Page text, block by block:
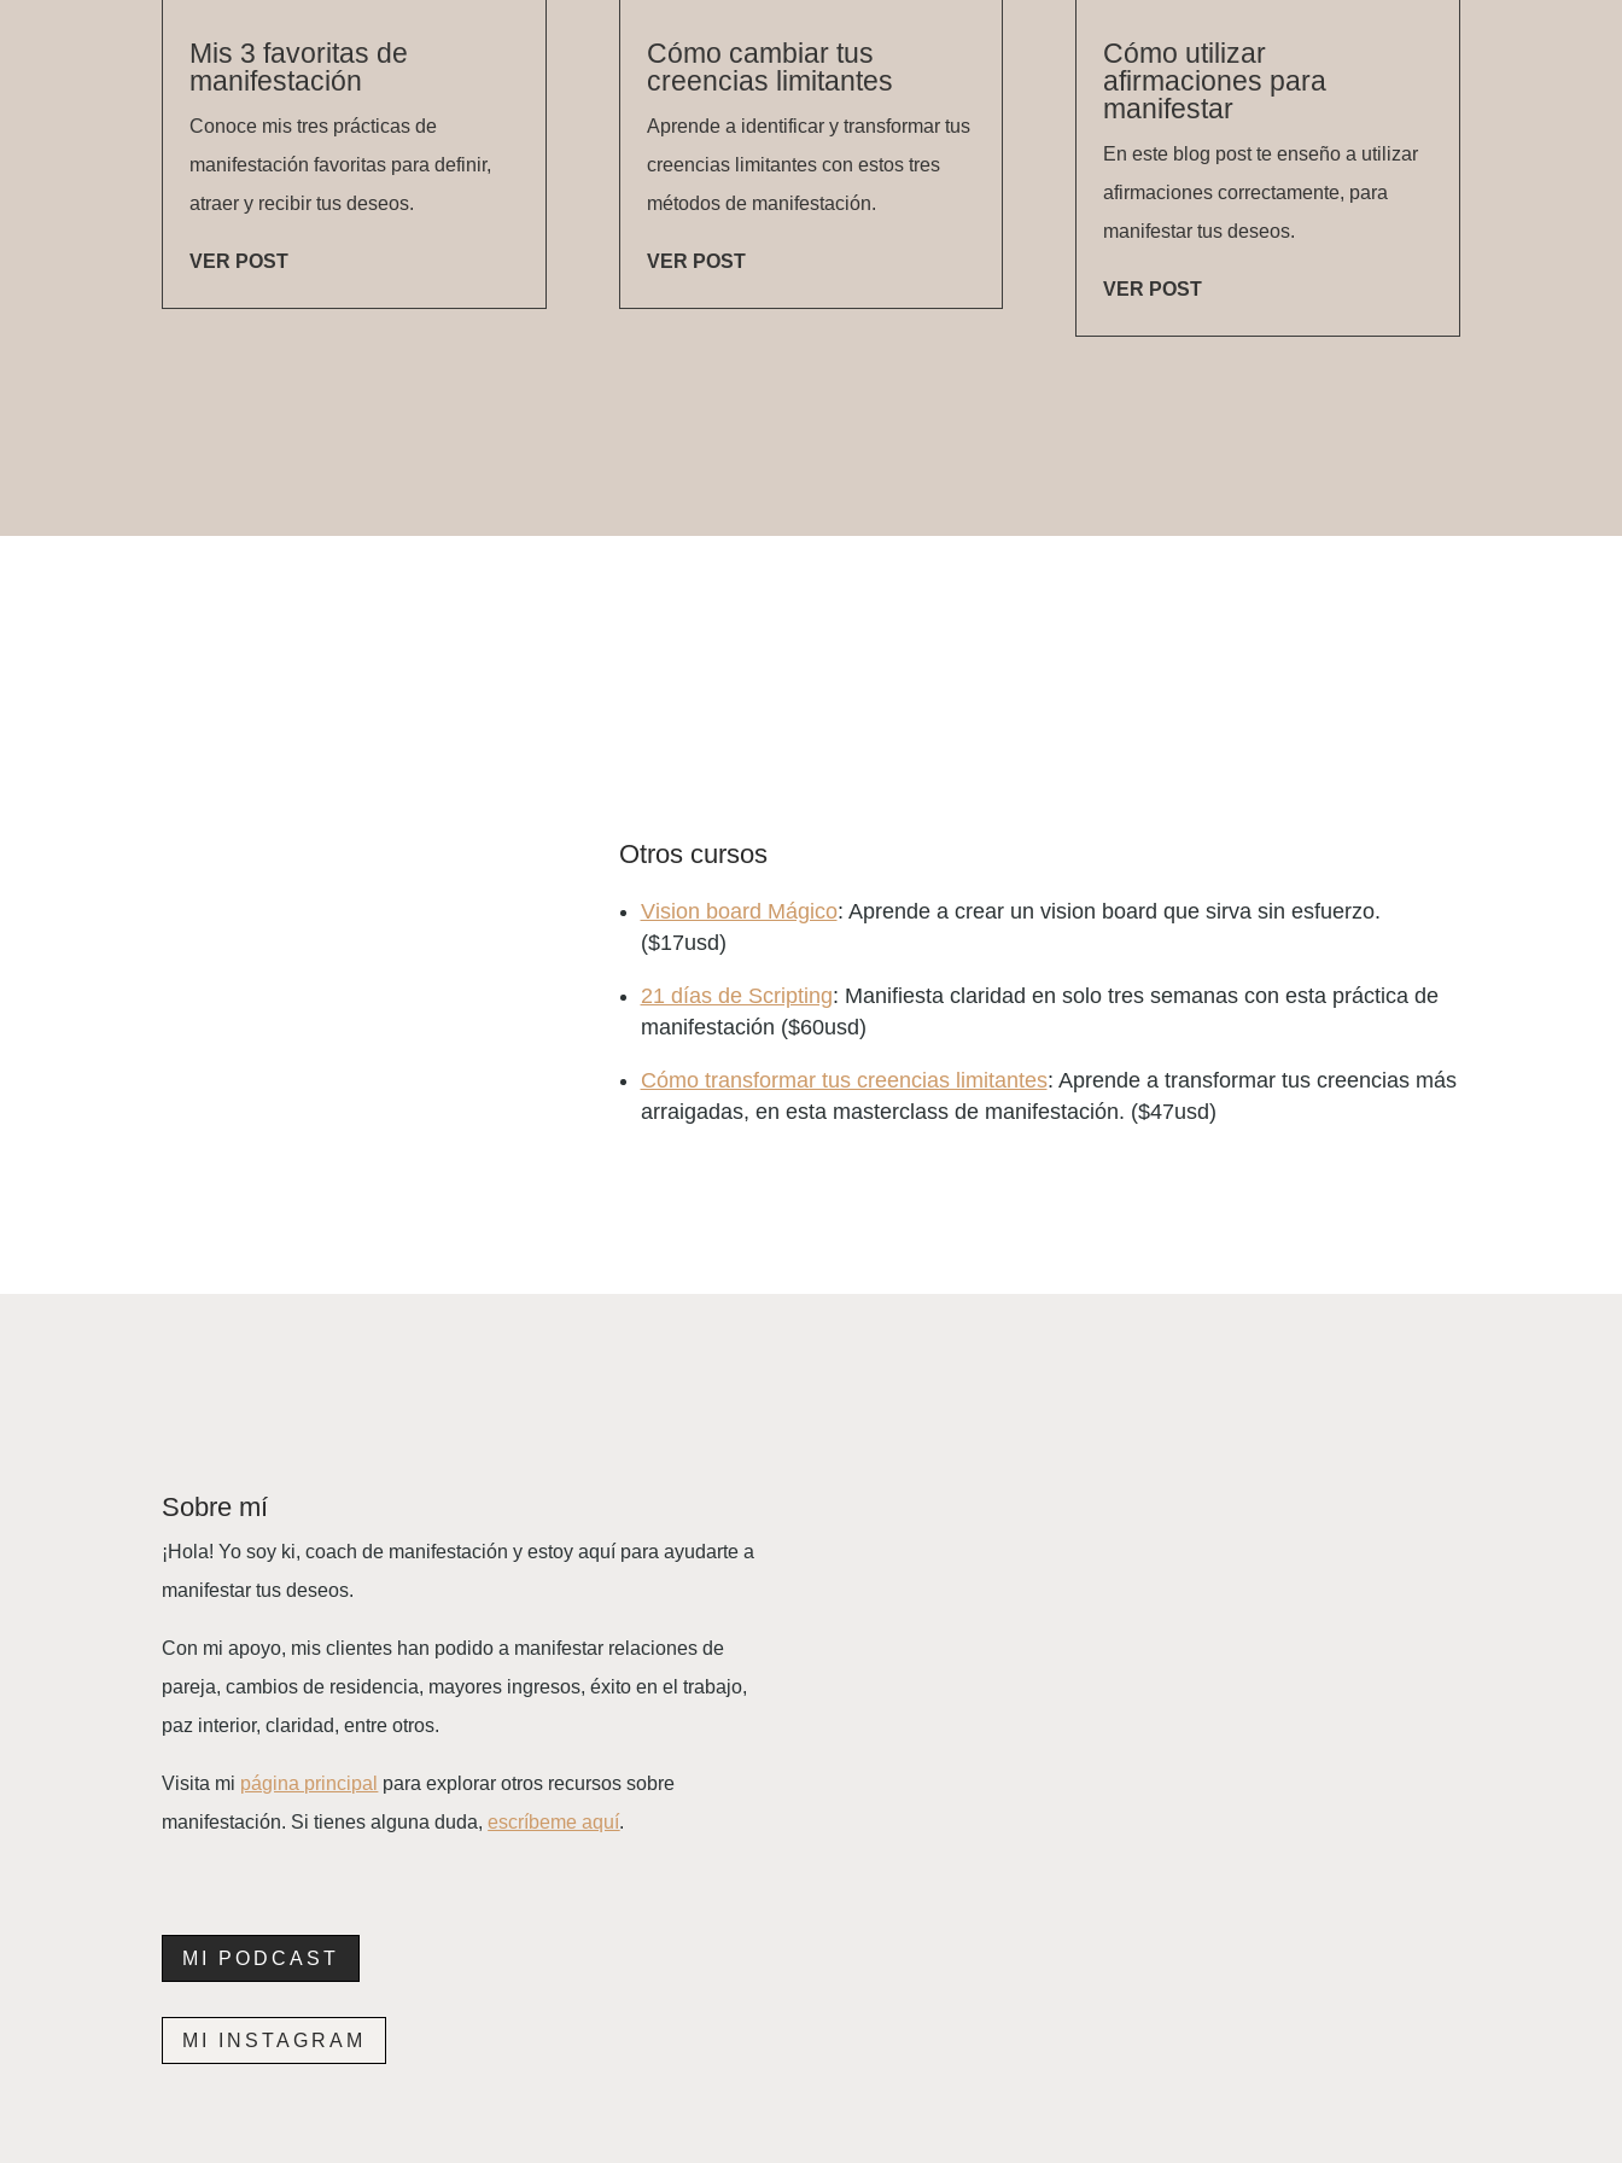
Mis 3 favoritas de
manifestación
Conoce mis tres prácticas de
manifestación favoritas para definir,
atraer y recibir tus deseos.
VER POST
Cómo cambiar tus
creencias limitantes
Aprende a identificar y transformar tus
creencias limitantes con estos tres
métodos de manifestación.
VER POST
Cómo utilizar
afirmaciones para
manifestar
En este blog post te enseño a utilizar
afirmaciones correctamente, para
manifestar tus deseos.
VER POST
Otros cursos
Vision board Mágico: Aprende a crear un vision board que sirva sin esfuerzo.
($17usd)
21 días de Scripting: Manifiesta claridad en solo tres semanas con esta práctica de
manifestación ($60usd)
Cómo transformar tus creencias limitantes: Aprende a transformar tus creencias más
arraigadas, en esta masterclass de manifestación. ($47usd)
Sobre mí
¡Hola! Yo soy ki, coach de manifestación y estoy aquí para ayudarte a
manifestar tus deseos.
Con mi apoyo, mis clientes han podido a manifestar relaciones de
pareja, cambios de residencia, mayores ingresos, éxito en el trabajo,
paz interior, claridad, entre otros.
Visita mi página principal para explorar otros recursos sobre
manifestación. Si tienes alguna duda,escríbeme aquí.
MI PODCAST
MI INSTAGRAM